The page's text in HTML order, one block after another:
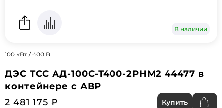
В наличии
100 кВт / 400 В
ДЭС ТСС АД-100С-Т400-2РНМ2 44477 в
контейнере с АВР
2 481 175 ₽
Купить